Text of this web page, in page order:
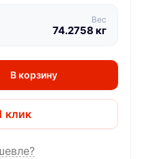
Вес
74.2758 кг
В корзину
клик